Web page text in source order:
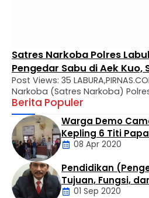
Satres Narkoba Polres
Pengedar Sabu di Aek Kuo,
Post Views: 35
Narkoba (Satres Narkoba)
mengungkap kasus peredaran
wilayah hukumnya. Seorang pria
Tebe (34) berhasil diamankan
digelar di Kelurahan Bandar
Kuo, Kabupaten Labuhanbatu
sekitar pukul 14.30 WIB.
…
Berita Populer
Daerah
Warga Demo
Kepling 6 Titi
Tak Perduli Sama
08 Apr 2020
Pendidikan
Tujuan, Fungsi,
01 Sep 2020